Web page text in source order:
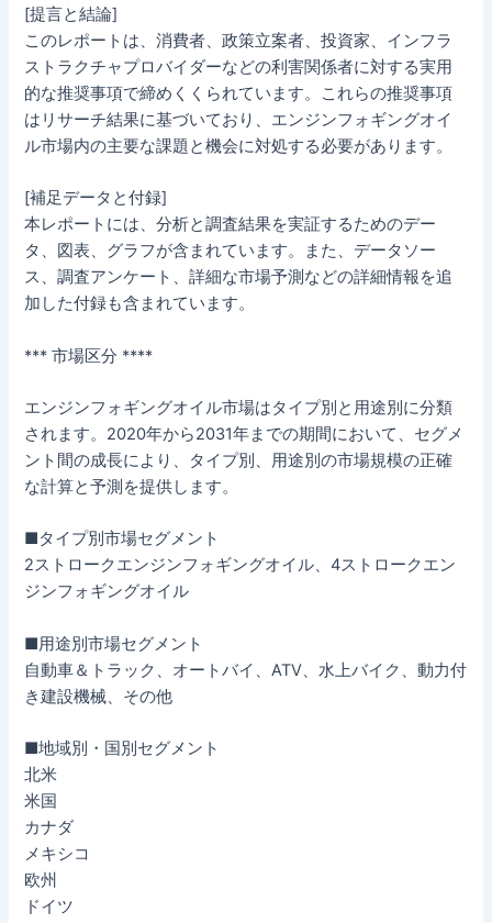
[提言と結論]
このレポートは、消費者、政策立案者、投資家、インフラ
ストラクチャプロバイダーなどの利害関係者に対する実用
的な推奨事項で締めくくられています。これらの推奨事項
はリサーチ結果に基づいており、エンジンフォギングオイ
ル市場内の主要な課題と機会に対処する必要があります。
[補足データと付録]
本レポートには、分析と調査結果を実証するためのデー
タ、図表、グラフが含まれています。また、データソー
ス、調査アンケート、詳細な市場予測などの詳細情報を追
加した付録も含まれています。
*** 市場区分 ****
エンジンフォギングオイル市場はタイプ別と用途別に分類
されます。2020年から2031年までの期間において、セグメ
ント間の成長により、タイプ別、用途別の市場規模の正確
な計算と予測を提供します。
■タイプ別市場セグメント
2ストロークエンジンフォギングオイル、4ストロークエン
ジンフォギングオイル
■用途別市場セグメント
自動車＆トラック、オートバイ、ATV、水上バイク、動力付
き建設機械、その他
■地域別・国別セグメント
北米
米国
カナダ
メキシコ
欧州
ドイツ